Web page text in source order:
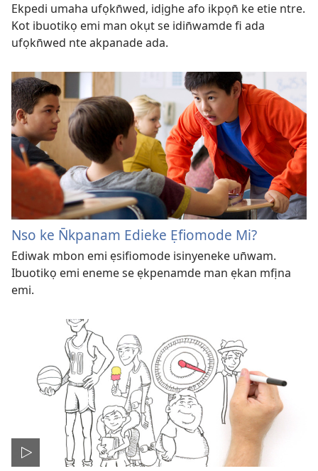
Ekpedi umaha ufọkn̄wed, idịghe afo ikpọn̄ ke etie ntre.
Kot ibuotikọ emi man okụt se idin̄wamde fi ada
ufọkn̄wed nte akpanade ada.
Nso ke N̄kpanam Edieke Ẹfiomode Mi?
Ediwak mbon emi ẹsifiomode isinyeneke un̄wam.
Ibuotikọ emi eneme se ẹkpenamde man ẹkan mfịna
emi.